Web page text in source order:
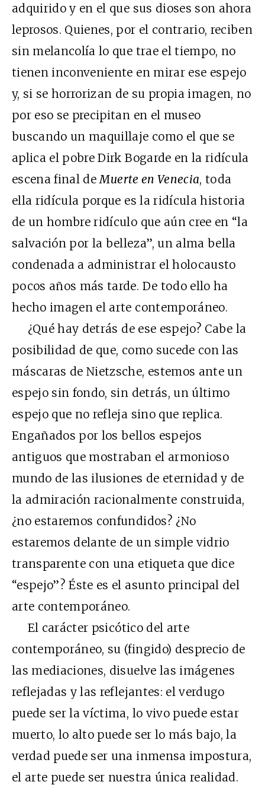
adquirido y en el que sus dioses son ahora
leprosos. Quienes, por el contrario, reciben
sin melancolía lo que trae el tiempo, no
tienen inconveniente en mirar ese espejo
y, si se horrorizan de su propia imagen, no
por eso se precipitan en el museo
buscando un maquillaje como el que se
aplica el pobre Dirk Bogarde en la ridícula
escena final deMuerte en Venecia, toda
ella ridícula porque es la ridícula historia
de un hombre ridículo que aún cree en “la
salvación por la belleza”, un alma bella
condenada a administrar el holocausto
pocos años más tarde. De todo ello ha
hecho imagen el arte contemporáneo.
¿Qué hay detrás de ese espejo? Cabe la
posibilidad de que, como sucede con las
máscaras de Nietzsche, estemos ante un
espejo sin fondo, sin detrás, un último
espejo que no refleja sino que replica.
Engañados por los bellos espejos
antiguos que mostraban el armonioso
mundo de las ilusiones de eternidad y de
la admiración racionalmente construida,
¿no estaremos confundidos? ¿No
estaremos delante de un simple vidrio
transparente con una etiqueta que dice
“espejo”? Éste es el asunto principal del
arte contemporáneo.
El carácter psicótico del arte
contemporáneo, su (fingido) desprecio de
las mediaciones, disuelve las imágenes
reflejadas y las reflejantes: el verdugo
puede ser la víctima, lo vivo puede estar
muerto, lo alto puede ser lo más bajo, la
verdad puede ser una inmensa impostura,
el arte puede ser nuestra única realidad.